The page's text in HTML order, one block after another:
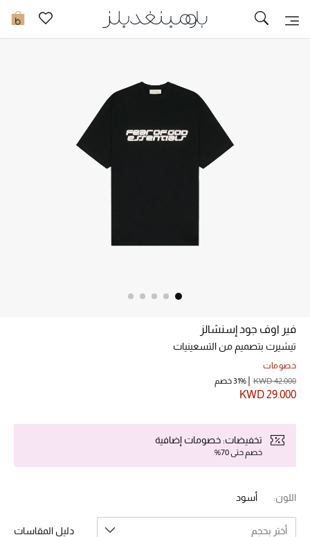
0 تخفيضات
مزيد من التخفيضات
خصم حتى 70%
تسوقوا الآن
ما وصلنا حديثاً
الموسم الجديد
النساء
فير اوف جود إسنشالز
تيشيرت بتصميم من التسعينيات
خصومات
KWD 29.000
KWD 42.000 31% خصم
تخفيضات: خصومات إضافية
خصم حتى 70%
اللون: أسود
أختر بحجم دليل المقاسات